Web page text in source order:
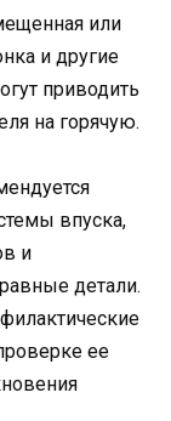
или
и другие
приводить
на горячую.
впуска,
и
детали.
ее